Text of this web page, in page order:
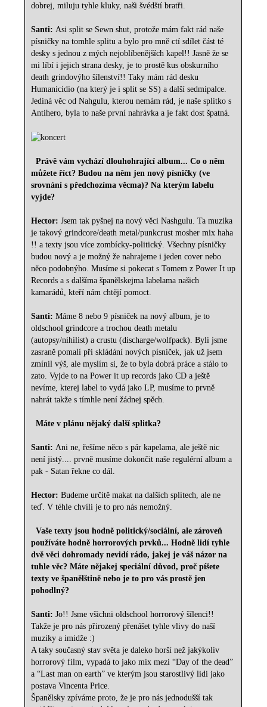
dobrej, miluju tyhle kluky, naši švédští bratři.
Santi: Asi split se Sewn shut, protože mám fakt rád naše
písničky na tomhle splitu a bylo pro mně ctí sdílet část té
desky s jednou z mých nejoblíbenějších kapel!! Jasně že se
mi líbí i jejich strana desky, je to prostě kus obskurního
death grindovýho šílenství!! Taky mám rád desku
Humanicidio (na který je i split se SS) a další sedmipalce.
Jediná věc od Nahgulu, kterou nemám rád, je naše splitko s
Antihero, byla to naše první nahrávka a je fakt dost špatná.
Právě vám vychází dlouhohrající album... Co o něm
můžete říct? Budou na něm jen nový písničky (ve
srovnání s předchozíma věcma)? Na kterým labelu
vyjde?
Hector:Jsem tak pyšnej na nový věci Nashgulu. Ta muzika
je takový grindcore/death metal/punkcrust mosher mix haha
!! a texty jsou více zombícky-politický. Všechny písničky
budou nový a je možný že nahrajeme i jeden cover nebo
něco podobnýho. Musíme si pokecat s Tomem z Power It up
Records a s dalšíma španělskejma labelama našich
kamarádů, kteří nám chtějí pomoct.
Santi:Máme 8 nebo 9 písniček na nový album, je to
oldschool grindcore a trochou death metalu
(autopsy/nihilist) a crustu (discharge/wolfpack). Byli jsme
zasraně pomalí při skládání nových písniček, jak už jsem
zmínil výš, ale myslím si, že to byla dobrá práce a stálo to
zato. Vyjde to na Power it up records jako CD a ještě
nevíme, kterej label to vydá jako LP, musíme to prvně
nahrát takže s tímhle není žádnej spěch.
Máte v plánu nějaký další splitka?
Santi: Ani ne, řešíme něco s pár kapelama, ale ještě nic
není jistý.... prvně musíme dokončit naše regulérní album a
pak - Satan řekne co dál.
Hector:Budeme určitě makat na dalších splitech, ale ne
teď. V téhle chvíli je to pro nás nemožný.
Vaše texty jsou hodně politický/sociální, ale zároveň
používáte hodně horrorových prvků... Hodně lidí tyhle
dvě věci dohromady nevidí rádo, jakej je váš názor na
tuhle věc? Máte nějakej speciální důvod, proč píšete
texty ve španělštině nebo je to pro vás prostě jen
pohodlný?
Santi:Jo!! Jsme všichni oldschool horrorový šílenci!!
Takže je pro nás přirozený přenášet tyhle vlivy do naší
muziky a imidže :)
A taky současný stav světa je daleko horší než jakýkoliv
horrorový film, vypadá to jako mix mezi “Day of the dead”
a “Last man on earth” ve kterým jsou starostlivý lidi jako
postava Vincenta Price.
Španělsky zpíváme proto, že je pro nás jednodušší tak